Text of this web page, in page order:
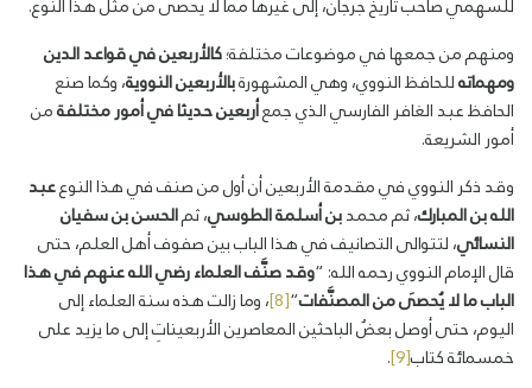
للسهمي صاحب تاريخ جرجان، إلى غيرها مما لا يحصى من مثل هذا النوع.
ومنهم من جمعها في موضوعات مختلفة؛كالأربعين في قواعد الدين
ومهماتهللحافظ النووي، وهي المشهورةبالأربعين النووية، وكما صنع
الحافظ عبد الغافر الفارسي الذي جمعأربعين حديثا في أمور مختلفةمن
أمور الشريعة.
وقد ذكر النووي في مقدمة الأربعين أن أول من صنف في هذا النوععبد
الله بن المبارك، ثم محمدبن أسلمة الطوسي، ثمالحسن بن سفيان
النسائي، لتتوالى التصانيف في هذا الباب بين صفوف أهل العلم، حتى
قال الإمام النووي رحمه الله: “وقد صنَّف العلماء رضي الله عنهم في هذا
الباب ما لا يُحصَى من المصنَّفات“
[8] ، وما زالت هذه سنة العلماء إلى
اليوم، حتى أوصل بعضُ الباحثين المعاصرين الأربعيناتِ إلى ما يزيد على
خمسمائة كتاب[9]
.